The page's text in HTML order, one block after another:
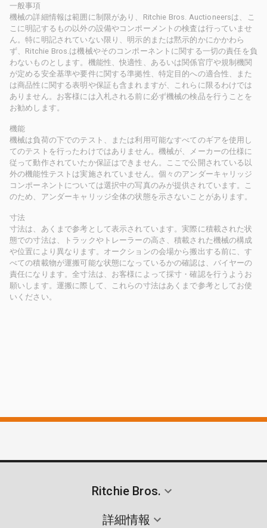
一般事項
機械の詳細情報は範囲に制限があり、Ritchie Bros. Auctioneersは、こ
こに明記するもの以外の設備やコンポーメントの検査は行っていませ
ん。特に明記されていない限り、明示的または黙示的かにかかわら
ず、Ritchie Bros.は機械やそのコンポーネントに関する一切の責任を負
わないものとします。機能性、快適性、あるいは関係官庁や規制機関
が定める安全基準や要件に関する準拠性、特定目的への適合性、また
は商品性に関する表明や保証も含まれますが、これらに限るわけでは
ありません。お客様には入札される前に必ず機械の検品を行うことを
お勧めします。
機能
機械は負荷の下でのテスト、または利用可能なすべてのギアを使用し
てのテストを行ったわけではありません。機械が、メーカーの仕様に
従って動作されていたか保証はできません。ここで公開されている以
外の機能性テストは実施されていません。個々のアンダーキャリッジ
コンポーネントについては選択中の写真のみが提供されています。こ
のため、アンダーキャリッジ全体の状態を示さないことがあります。
寸法
寸法は、あくまで参考として表示されています。実際に積載された状
態での寸法は、トラックやトレーラーの高さ、積載された機械の構成
や位置により異なります。オークションの会場から搬出する前に、す
べての積載物が運搬可能な状態になっているかの確認は、バイヤーの
責任になります。全寸法は、お客様によって採寸・確認を行うようお
願いします。運搬に際して、これらの寸法はあくまで参考としてお使
いください。
Ritchie Bros.
詳細情報